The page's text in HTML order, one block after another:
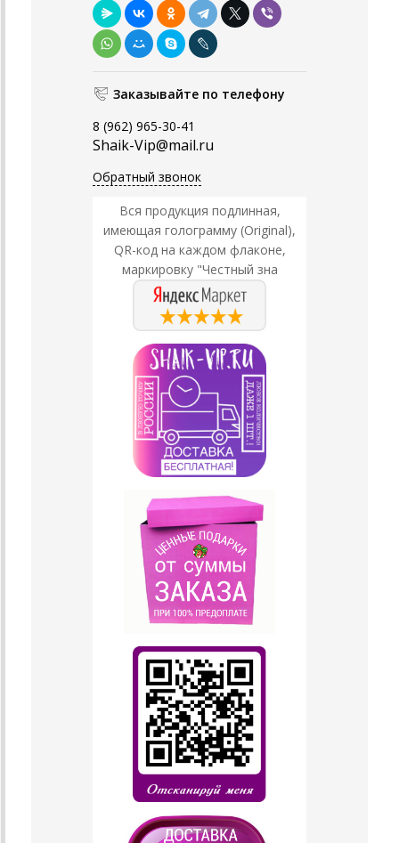
Заказывайте по телефону
8 (962) 965-30-41
Shaik-Vip@mail.ru
Обратный звонок
Вся продукция подлинная,
имеющая голограмму (Original),
QR-код на каждом флаконе,
маркировку "Честный зна